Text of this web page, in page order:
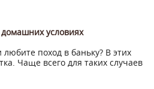
условиях
поход в баньку? В этих
Чаще всего для таких случаев